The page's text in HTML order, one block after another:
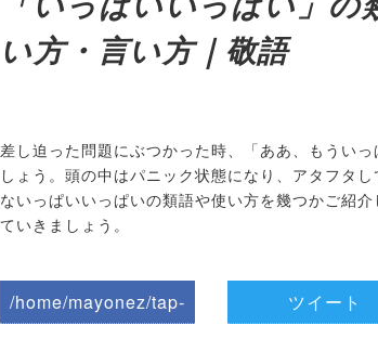
い方・言い方｜敬語
差し迫った問題にぶつかった時、「ああ、もうい
しょう。頭の中はパニック状態になり、アタフタ
ないっぱいいっぱいの類語や使い方を幾つかご紹
ていきましょう。
/home/mayonez/tap-
ツイート